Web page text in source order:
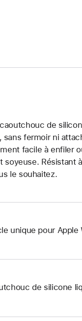
de
sans fermoir ni
facile à enfiler
soyeuse. Résistant
le souhaitez.
unique pour Apple
de silicone